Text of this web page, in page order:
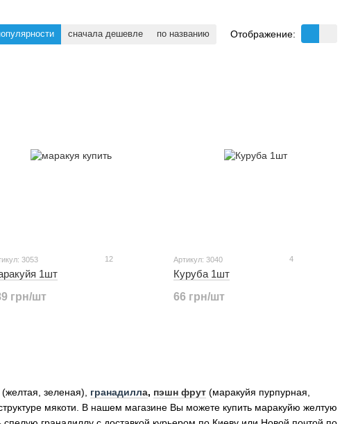
сначала дешевле по названию Отображение:
(желтая, зеленая), гранадилла, пэшн фрут (маракуйя пурпурная,
мякоти. В нашем магазине Вы можете купить маракуйю желтую
3053 12
1шт
грн/шт
Артикул: 3040 4
Куруба 1шт
66 грн/шт